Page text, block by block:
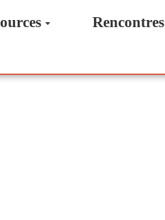
Rencontres